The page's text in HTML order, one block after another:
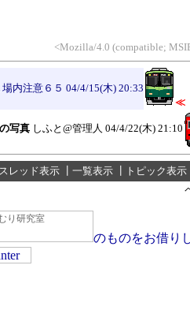
<Mozilla/4.0 (compatible;
場内注意６５ 04/4/15(木) 20:33
≪
写真 しふと@管理人 04/4/22(木) 21:10
スレッド表示 一覧表示 トピック表示
のものをお借り